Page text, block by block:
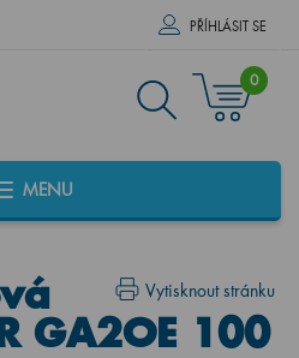
PŘÍHLÁSIT SE
0
MENU
Vytisknout stránku
GA2OE 100